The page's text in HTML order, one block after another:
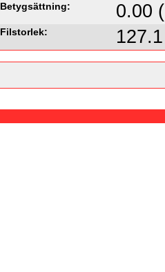
Betygsättning: 0.00
Filstorlek: